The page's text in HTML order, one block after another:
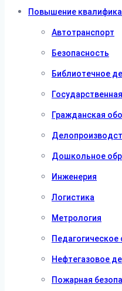
Повышение
Автотранспорт
Безопасность
Библиотечное
Гражданская
Дошкольное
Инженерия
Логистика
Метрология
Педагогическое
Нефтегазовое
Пожарная